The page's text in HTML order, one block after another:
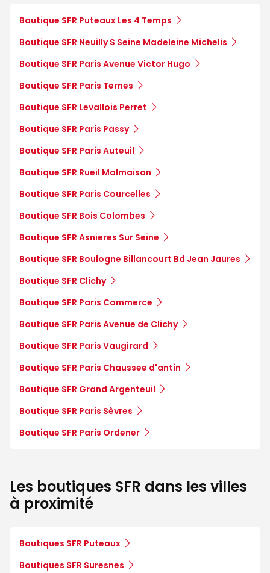
Boutique SFR Puteaux Les 4 Temps
Boutique SFR Neuilly S Seine Madeleine Michelis
Boutique SFR Paris Avenue Victor Hugo
Boutique SFR Paris Ternes
Boutique SFR Levallois Perret
Boutique SFR Paris Passy
Boutique SFR Paris Auteuil
Boutique SFR Rueil Malmaison
Boutique SFR Paris Courcelles
Boutique SFR Bois Colombes
Boutique SFR Asnieres Sur Seine
Boutique SFR Boulogne Billancourt Bd Jean Jaures
Boutique SFR Clichy
Boutique SFR Paris Commerce
Boutique SFR Paris Avenue de Clichy
Boutique SFR Paris Vaugirard
Boutique SFR Paris Chaussee d'antin
Boutique SFR Grand Argenteuil
Boutique SFR Paris Sèvres
Boutique SFR Paris Ordener
Les boutiques SFR dans les villes
à proximité
Boutiques SFR Puteaux
Boutiques SFR Suresnes